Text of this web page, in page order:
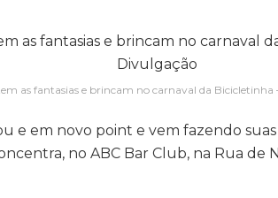
as fantasias e brincam no carnaval da Bicicletinha
e em novo point e vem fazendo
no ABC Bar Club, na Rua de